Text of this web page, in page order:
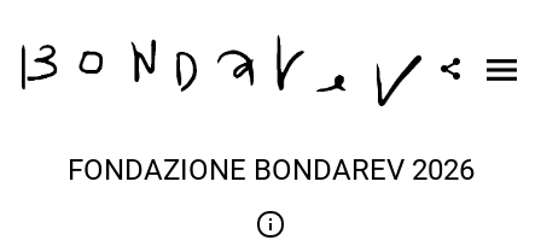
FONDAZIONE BONDAREV 2026